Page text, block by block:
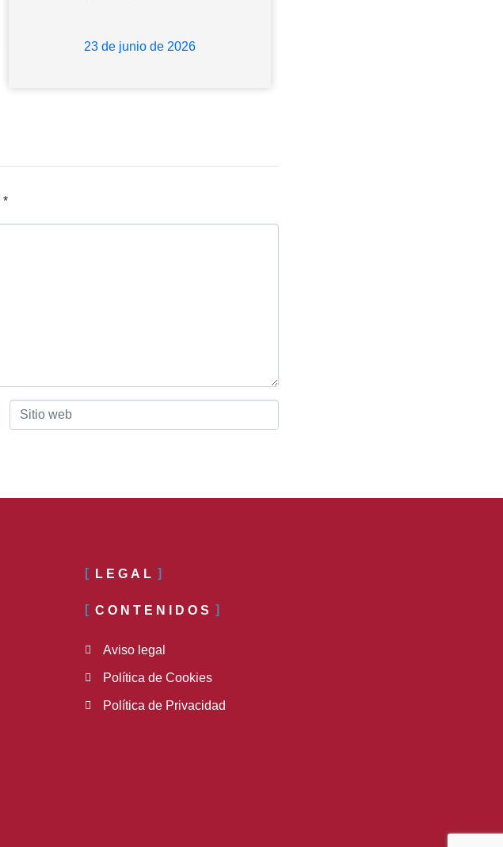
23 de junio de 2026
*
Sitio
web
LEGAL
CONTENIDOS
Aviso legal
Política de Cookies
Política de Privacidad